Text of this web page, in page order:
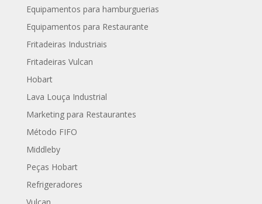
Equipamentos para hamburguerias
Equipamentos para Restaurante
Fritadeiras Industriais
Fritadeiras Vulcan
Hobart
Lava Louça Industrial
Marketing para Restaurantes
Método FIFO
Middleby
Peças Hobart
Refrigeradores